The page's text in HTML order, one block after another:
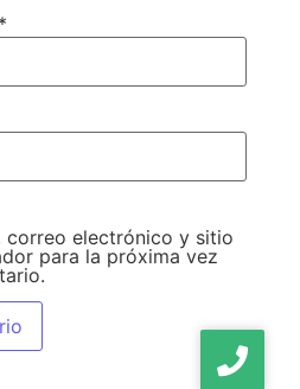
*
correo electrónico y sitio
para la próxima vez